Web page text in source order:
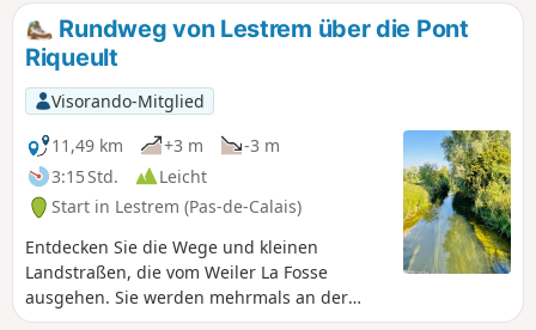
Rundweg von Lestrem über die Pont
Riqueult
Visorando-Mitglied
11,49 km
+3 m
-3 m
3:15 Std.
Leicht
Start in Lestrem (Pas-de-Calais)
Entdecken Sie die Wege und kleinen
Landstraßen, die vom Weiler La Fosse
ausgehen. Sie werden mehrmals an der
Lawe entlanggehen und sie überqueren. Sie